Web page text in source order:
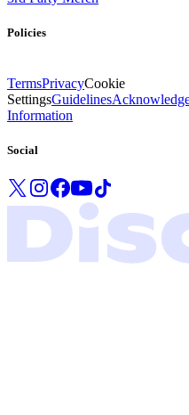
Policies
TermsPrivacyCookie
SettingsGuidelines
Information
Social